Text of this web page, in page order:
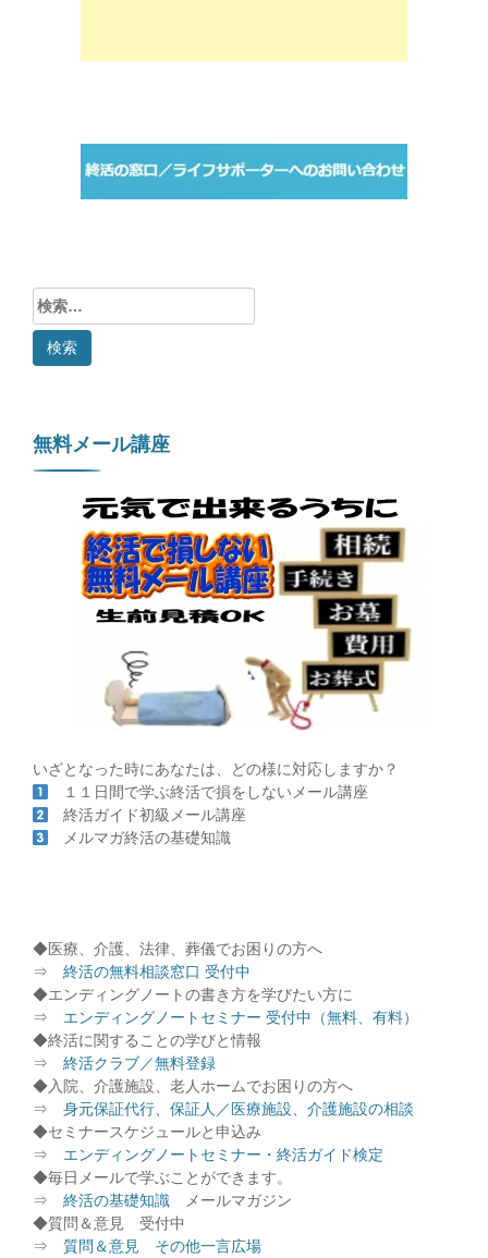
検
索:
無料メール講座
いざとなった時にあなたは、どの様に対応しますか？
１１日間で学ぶ終活で損をしないメール講座
終活ガイド初級メール講座
メルマガ終活の基礎知識
◆医療、介護、法律、葬儀でお困りの方へ
⇒ 終活の無料相談窓口 受付中
◆エンディングノートの書き方を学びたい方に
⇒ エンディングノートセミナー 受付中（無料、有料）
◆終活に関することの学びと情報
⇒ 終活クラブ／無料登録
◆入院、介護施設、老人ホームでお困りの方へ
⇒ 身元保証代行、保証人／医療施設、介護施設の相談
◆セミナースケジュールと申込み
⇒ エンディングノートセミナー・終活ガイド検定
◆毎日メールで学ぶことができます。
⇒ 終活の基礎知識 メールマガジン
◆質問＆意見 受付中
⇒ 質問＆意見 その他一言広場